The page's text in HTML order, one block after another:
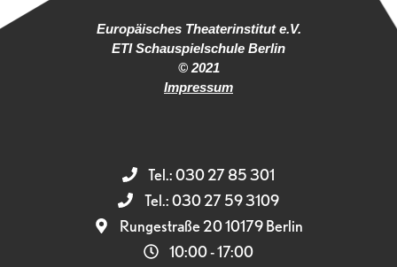
Europäisches Theaterinstitut e.V.
ETI Schauspielschule Berlin
© 2021
Impressum
Tel.: 030 27 85 301
Tel.: 030 27 59 3109
Rungestraße 20 10179 Berlin
10:00 - 17:00